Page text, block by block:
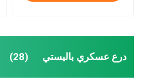
درع عسكري باليستي (28)